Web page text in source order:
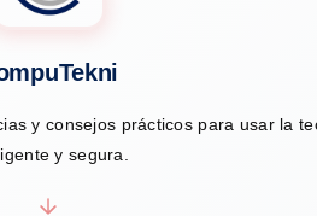
y consejos prácticos para usar la
y segura.